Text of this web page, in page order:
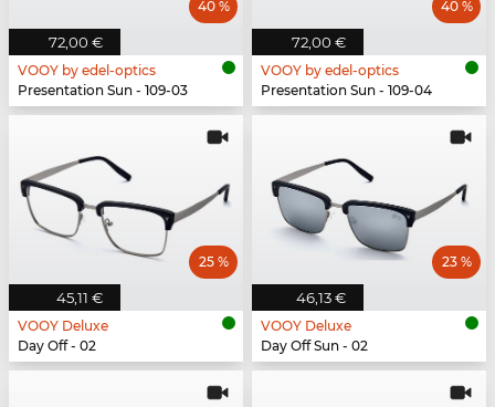
72,00 €
40 %
VOOY by edel-optics
Presentation Sun - 109-03
72,00 €
40 %
VOOY by edel-optics
Presentation Sun - 109-04
45,11 €
25 %
VOOY Deluxe
Day Off - 02
46,13 €
23 %
VOOY Deluxe
Day Off Sun - 02